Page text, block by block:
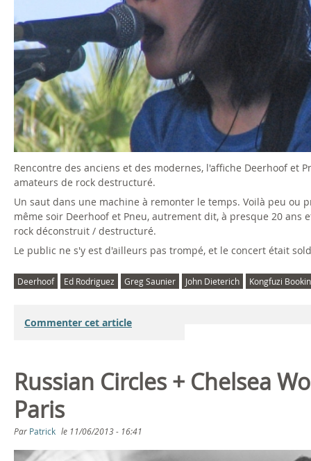
d
r
e
w
M
a
r
r
S
o
2
0
1
Rencontre des anciens et des modernes, l'affiche Deerhoof et
amateurs de rock destructuré.
Un saut dans une machine à remonter le temps. Voilà peu
même soir Deerhoof et Pneu, autrement dit, à presque 20
rock déconstruit / destructuré.
Le public ne s'y est d'ailleurs pas trompé, et le concert était
Deerhoof Ed Rodriguez Greg Saunier John Dieterich Kongfuzi
Commenter cet article
Russian Circles + Chelsea
Paris
Par Patrick le 11/06/2013 - 16:41